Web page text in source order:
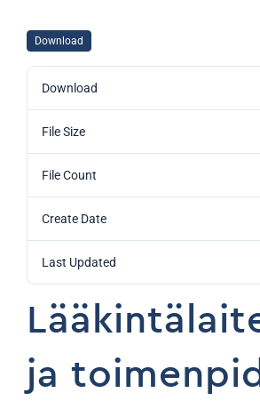
Download
Download
File Size
File Count
Create Date
Last Updated
ja